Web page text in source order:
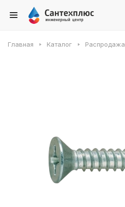
Главная Каталог Распродажа